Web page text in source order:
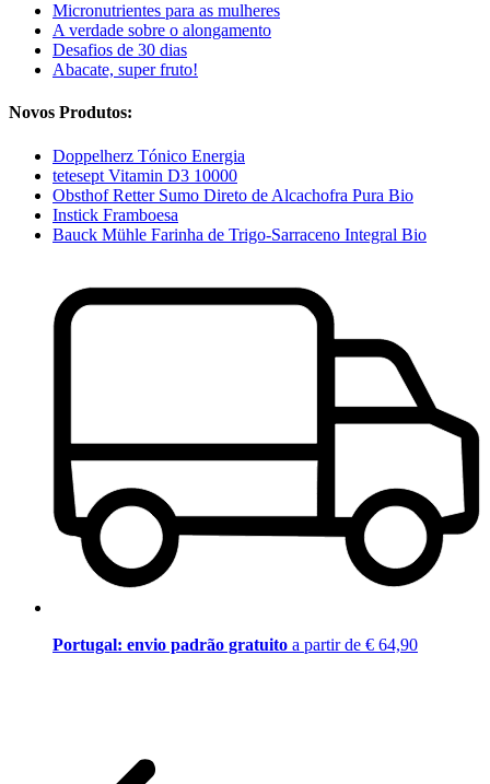
Micronutrientes para as mulheres
A verdade sobre o alongamento
Desafios de 30 dias
Abacate, super fruto!
Novos Produtos:
Doppelherz Tónico Energia
tetesept Vitamin D3 10000
Obsthof Retter Sumo Direto de Alcachofra Pura Bio
Instick Framboesa
Bauck Mühle Farinha de Trigo-Sarraceno Integral Bio
Portugal: envio padrão gratuito a partir de € 64,90